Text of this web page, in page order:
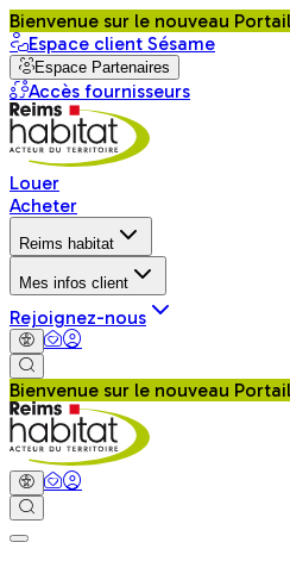
Bienvenue sur le nouveau
Espace client Sésame
Espace Partenaires
Accès fournisseurs
Louer
Acheter
Reims habitat
Mes infos client
Rejoignez-nous
Bienvenue sur le nouveau